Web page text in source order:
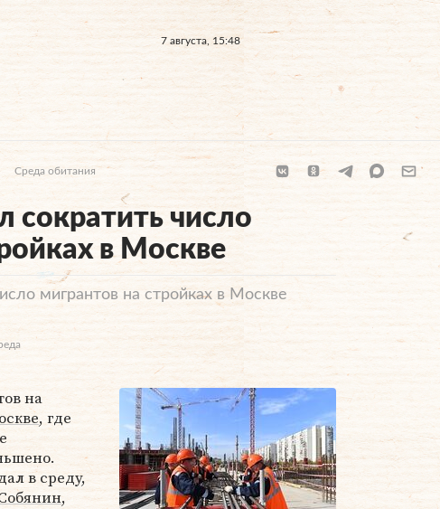
7 августа, 15:48
Среда обитания
сократить число
в Москве
мигрантов на стройках в Москве
на
, где
в среду,
,